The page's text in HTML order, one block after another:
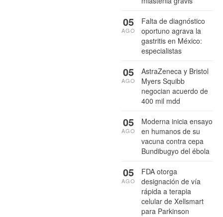
Falta de diagnóstico
oportuno agrava la
gastritis en México:
especialistas
05
AGO
AstraZeneca y Bristol
Myers Squibb
negocian acuerdo de
400 mil mdd
05
AGO
Moderna inicia ensayo
en humanos de su
vacuna contra cepa
Bundibugyo del ébola
05
AGO
FDA otorga
designación de vía
rápida a terapia
celular de Xellsmart
para Parkinson
05
AGO